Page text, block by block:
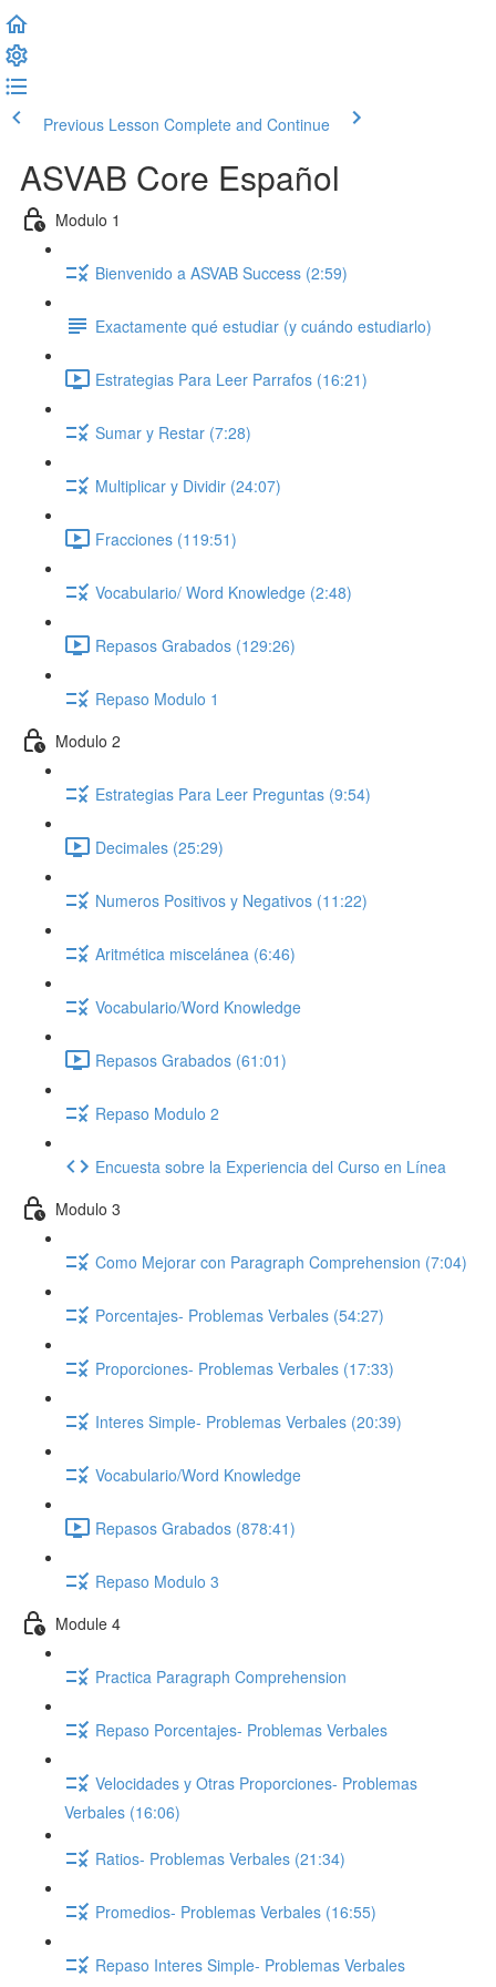
Previous Lesson Complete and Continue
ASVAB Core Español
Modulo 1
Bienvenido a ASVAB Success (2:59)
Exactamente qué estudiar (y cuándo estudiarlo)
Estrategias Para Leer Parrafos (16:21)
Sumar y Restar (7:28)
Multiplicar y Dividir (24:07)
Fracciones (119:51)
Vocabulario/ Word Knowledge (2:48)
Repasos Grabados (129:26)
Repaso Modulo 1
Modulo 2
Estrategias Para Leer Preguntas (9:54)
Decimales (25:29)
Numeros Positivos y Negativos (11:22)
Aritmética miscelánea (6:46)
Vocabulario/Word Knowledge
Repasos Grabados (61:01)
Repaso Modulo 2
Encuesta sobre la Experiencia del Curso en Línea
Modulo 3
Como Mejorar con Paragraph Comprehension (7:04)
Porcentajes- Problemas Verbales (54:27)
Proporciones- Problemas Verbales (17:33)
Interes Simple- Problemas Verbales (20:39)
Vocabulario/Word Knowledge
Repasos Grabados (878:41)
Repaso Modulo 3
Module 4
Practica Paragraph Comprehension
Repaso Porcentajes- Problemas Verbales
Velocidades y Otras Proporciones- Problemas
Verbales (16:06)
Ratios- Problemas Verbales (21:34)
Promedios- Problemas Verbales (16:55)
Repaso Interes Simple- Problemas Verbales